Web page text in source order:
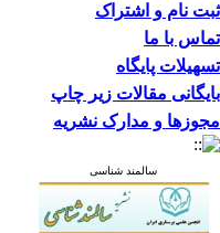
ثبت نام و اشتراک
تماس با ما
تسهیلات پایگاه
بایگانی مقالات زیر چاپ
مجوزها و مدارک نشریه
سالمند شناسی